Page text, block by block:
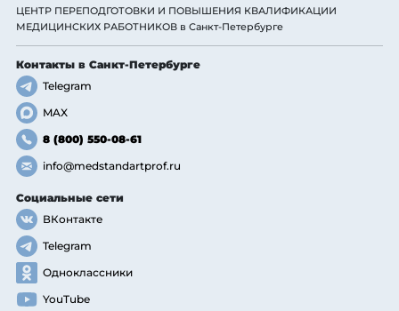
ЦЕНТР ПЕРЕПОДГОТОВКИ И ПОВЫШЕНИЯ КВАЛИФИКАЦИИ
МЕДИЦИНСКИХ РАБОТНИКОВ в Санкт-Петербурге
Контакты в Санкт-Петербурге
Telegram
MAX
8 (800) 550-08-61
info@medstandartprof.ru
Социальные сети
ВКонтакте
Telegram
Одноклассники
YouTube